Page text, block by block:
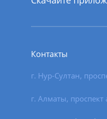
Контакты
г. Нур-Султан,
г. Алматы,